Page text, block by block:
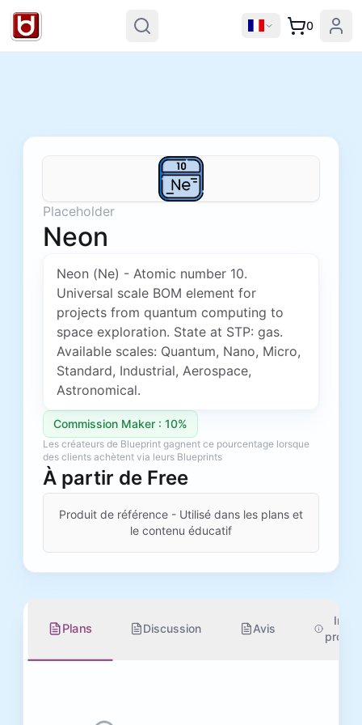
0
Placeholder
Neon
Neon (Ne) - Atomic number 10.
Universal scale BOM element for
projects from quantum computing to
space exploration. State at STP: gas.
Available scales: Quantum, Nano, Micro,
Standard, Industrial, Aerospace,
Astronomical.
Commission Maker : 10%
Les créateurs de Blueprint gagnent ce pourcentage lorsque
des clients achètent via leurs Blueprints
À partir de Free
Produit de référence - Utilisé dans les plans et
le contenu éducatif
Plans Discussion Avis
Info